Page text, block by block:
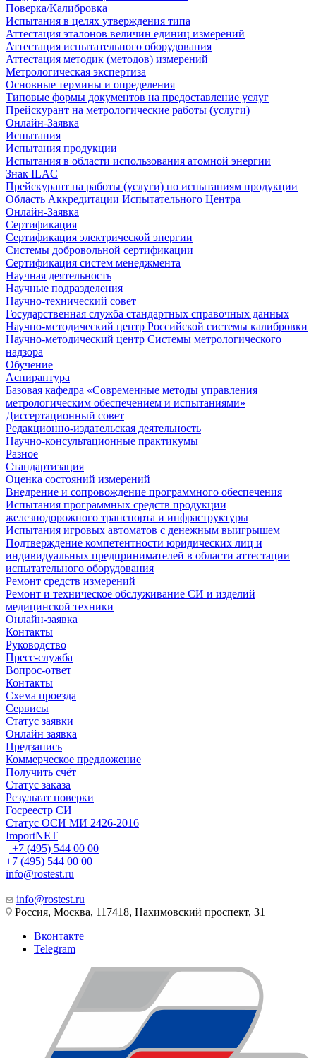
Поверка/Калибровка
Испытания в целях утверждения типа
Аттестация эталонов величин единиц измерений
Аттестация испытательного оборудования
Аттестация методик (методов) измерений
Метрологическая экспертиза
Основные термины и определения
Типовые формы документов на предоставление услуг
Прейскурант на метрологические работы (услуги)
Онлайн-Заявка
Испытания
Испытания продукции
Испытания в области использования атомной энергии
Знак ILAC
Прейскурант на работы (услуги) по испытаниям продукции
Область Аккредитации Испытательного Центра
Онлайн-Заявка
Сертификация
Сертификация электрической энергии
Системы добровольной сертификации
Сертификация систем менеджмента
Научная деятельность
Научные подразделения
Научно-технический совет
Государственная служба стандартных справочных данных
Научно-методический центр Российской системы калибровки
Научно-методический центр Системы метрологического
надзора
Обучение
Аспирантура
Базовая кафедра «Современные методы управления
метрологическим обеспечением и испытаниями»
Диссертационный совет
Редакционно-издательская деятельность
Научно-консультационные практикумы
Разное
Стандартизация
Оценка состояний измерений
Внедрение и сопровождение программного обеспечения
Испытания программных средств продукции
железнодорожного транспорта и инфраструктуры
Испытания игровых автоматов с денежным выигрышем
Подтверждение компетентности юридических лиц и
индивидуальных предпринимателей в области аттестации
испытательного оборудования
Ремонт средств измерений
Ремонт и техническое обслуживание СИ и изделий
медицинской техники
Онлайн-заявка
Контакты
Руководство
Пресс-служба
Вопрос-ответ
Контакты
Схема проезда
Сервисы
Статус заявки
Онлайн заявка
Предзапись
Коммерческое предложение
Получить счёт
Статус заказа
Результат поверки
Госреестр СИ
Статус ОСИ МИ 2426-2016
ImportNET
+7 (495) 544 00 00
+7 (495) 544 00 00
info@rostest.ru
info@rostest.ru
Россия, Москва, 117418, Нахимовский проспект, 31
Вконтакте
Telegram